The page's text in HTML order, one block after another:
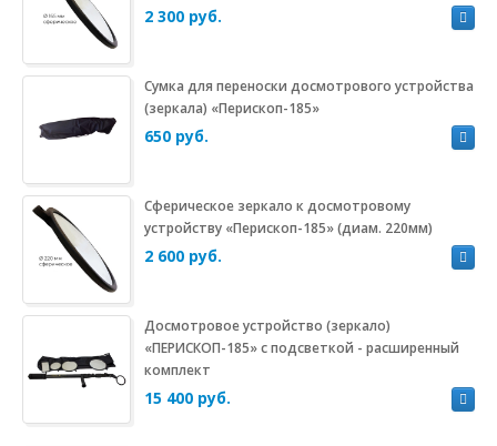
2 300 руб.
Сумка для переноски досмотрового устройства
(зеркала) «Перископ-185»
650 руб.
Сферическое зеркало к досмотровому
устройству «Перископ-185» (диам. 220мм)
2 600 руб.
Досмотровое устройство (зеркало)
«ПЕРИСКОП-185» с подсветкой - расширенный
комплект
15 400 руб.